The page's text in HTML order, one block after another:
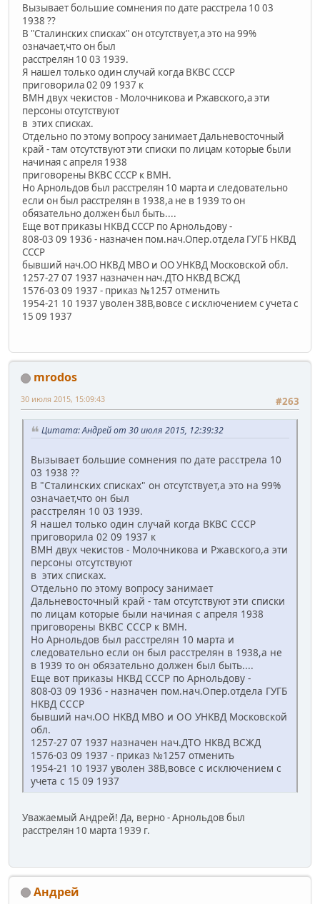
Вызывает большие сомнения по дате расстрела 10 03
1938 ??
В "Сталинских списках" он отсутствует,а это на 99%
означает,что он был
расстрелян 10 03 1939.
Я нашел только один случай когда ВКВС СССР
приговорила 02 09 1937 к
ВМН двух чекистов - Молочникова и Ржавского,а эти
персоны отсутствуют
в этих списках.
Отдельно по этому вопросу занимает Дальневосточный
край - там отсутствуют эти списки по лицам которые были
начиная с апреля 1938
приговорены ВКВС СССР к ВМН.
Но Арнольдов был расстрелян 10 марта и следовательно
если он был расстрелян в 1938,а не в 1939 то он
обязательно должен был быть....
Еще вот приказы НКВД СССР по Арнольдову -
808-03 09 1936 - назначен пом.нач.Опер.отдела ГУГБ НКВД
СССР
бывший нач.ОО НКВД МВО и ОО УНКВД Московской обл.
1257-27 07 1937 назначен нач.ДТО НКВД ВСЖД
1576-03 09 1937 - приказ №1257 отменить
1954-21 10 1937 уволен 38В,вовсе с исключением с учета с
15 09 1937
mrodos
#263
30 июля 2015, 15:09:43
Цитата: Андрей от 30 июля 2015, 12:39:32
Вызывает большие сомнения по дате расстрела 10
03 1938 ??
В "Сталинских списках" он отсутствует,а это на 99%
означает,что он был
расстрелян 10 03 1939.
Я нашел только один случай когда ВКВС СССР
приговорила 02 09 1937 к
ВМН двух чекистов - Молочникова и Ржавского,а эти
персоны отсутствуют
в этих списках.
Отдельно по этому вопросу занимает
Дальневосточный край - там отсутствуют эти списки
по лицам которые были начиная с апреля 1938
приговорены ВКВС СССР к ВМН.
Но Арнольдов был расстрелян 10 марта и
следовательно если он был расстрелян в 1938,а не
в 1939 то он обязательно должен был быть....
Еще вот приказы НКВД СССР по Арнольдову -
808-03 09 1936 - назначен пом.нач.Опер.отдела ГУГБ
НКВД СССР
бывший нач.ОО НКВД МВО и ОО УНКВД Московской
обл.
1257-27 07 1937 назначен нач.ДТО НКВД ВСЖД
1576-03 09 1937 - приказ №1257 отменить
1954-21 10 1937 уволен 38В,вовсе с исключением с
учета с 15 09 1937
Уважаемый Андрей! Да, верно - Арнольдов был
расстрелян 10 марта 1939 г.
Андрей